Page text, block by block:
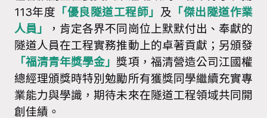
113年度 「優良隧道工程師」 及 「傑出隧道作業
人員」
，肯定各界不同崗位上默默付出、奉獻的
隧道人員在工程實務推動上的卓著貢獻；另頒發
「福清青年獎學金」獎項，福清營造公司江國權
總經理頒獎時特別勉勵所有獲獎同學繼續充實專
業能力與學識，期待未來在隧道工程領域共同開
創佳績。